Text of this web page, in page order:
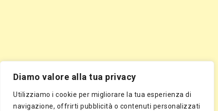
Diamo valore alla tua privacy
Utilizziamo i cookie per migliorare la tua esperienza di
navigazione, offrirti pubblicità o contenuti personalizzati